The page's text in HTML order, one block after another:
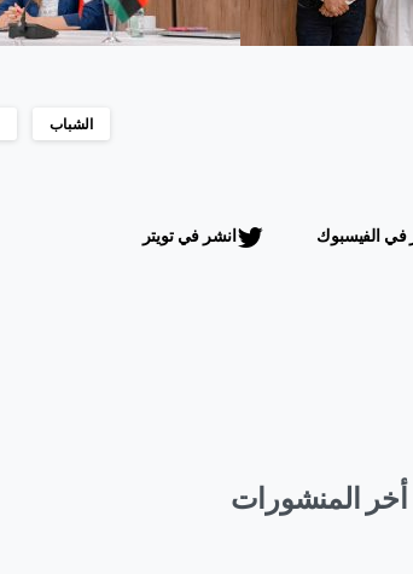
الشباب
في الفيسبوك انشر في تويتر
أخر المنشورات